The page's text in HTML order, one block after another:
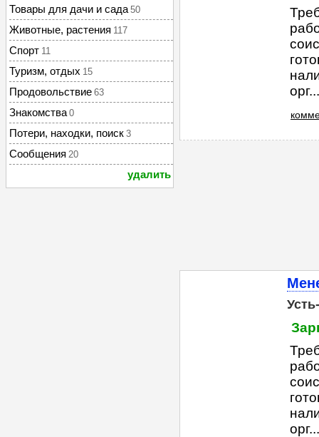
Товары для дачи и сада 50
Животные, растения 117
Спорт 11
Туризм, отдых 15
Продовольствие 63
Знакомства 0
Потери, находки, поиск 3
Сообщения 20
удалить